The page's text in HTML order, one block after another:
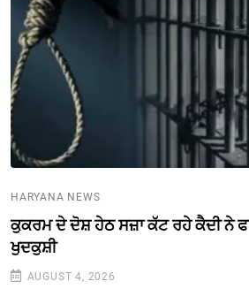
HARYANA NEWS
ਕੁਕਰਮ ਦੇ ਦੋਸ਼ ਹੇਠ ਸਜ਼ਾ ਕੱਟ ਰਹੇ ਕੈਦੀ ਨੇ
ਖੁਦਕੁਸ਼ੀ
AUGUST 4, 2026